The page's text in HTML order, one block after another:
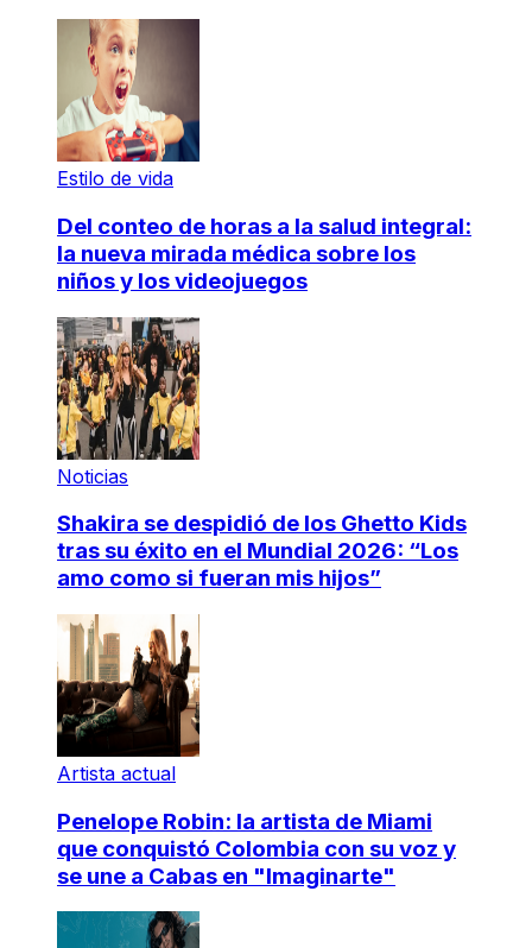
Estilo de vida
Del conteo de horas a la salud integral:
la nueva mirada médica sobre los
niños y los videojuegos
Noticias
Shakira se despidió de los Ghetto Kids
tras su éxito en el Mundial 2026: “Los
amo como si fueran mis hijos”
Artista actual
Penelope Robin: la artista de Miami
que conquistó Colombia con su voz y
se une a Cabas en "Imaginarte"